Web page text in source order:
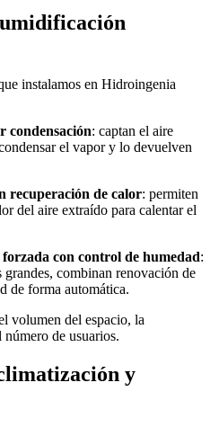
instalamos en Hidroingenia
condensación: captan el aire
el vapor y lo devuelven
recuperación de calor: permiten
del aire extraído para calentar el
forzada con control de humedad:
grandes, combinan renovación de
de forma automática.
volumen del espacio, la
de usuarios.
y